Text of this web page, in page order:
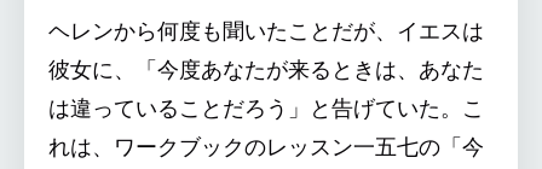
ヘレンから何度も聞いたことだが、イエスは
彼女に、「今度あなたが来るときは、あなた
は違っていることだろう」と告げていた。こ
れは、ワークブックのレッスン一五七の「今